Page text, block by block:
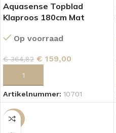
Aquasense Topblad
Klaproos 180cm Mat
Op voorraad
€364,82 € 159,00
Artikelnummer: 10701
-36%